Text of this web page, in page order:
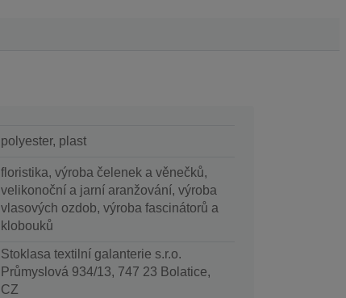
polyester, plast
floristika, výroba čelenek a věnečků,
velikonoční a jarní aranžování, výroba
vlasových ozdob, výroba fascinátorů a
klobouků
Stoklasa textilní galanterie s.r.o.
Průmyslová 934/13, 747 23 Bolatice,
CZ